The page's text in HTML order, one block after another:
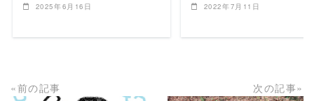
2025年6月16日 2022年7月11日
«前の記事 次の記事»